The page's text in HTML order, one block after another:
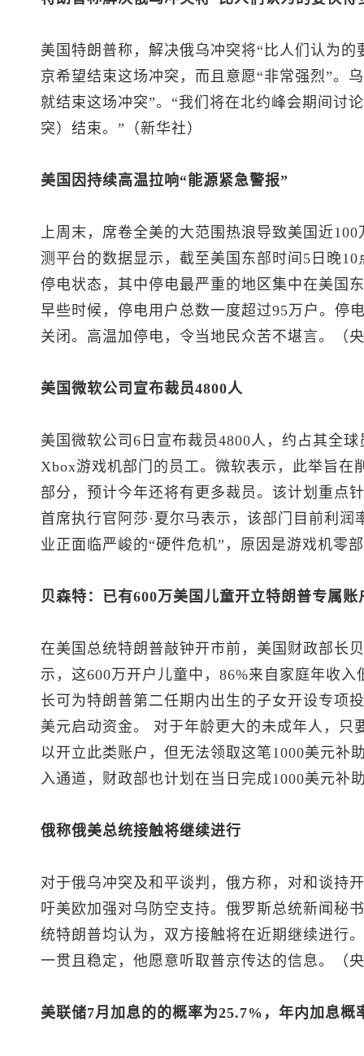
美国特朗普称，解决俄乌冲突将“比人们认为
京希望结束这场冲突，而且意愿“非常强烈”。
就结束这场冲突”。“我们将在北约峰会期间讨
突）结束。”（新华社）
美国因持续高温拉响“能源紧急警报”
上周末，席卷全美的大范围热浪导致美国近
测平台的数据显示，截至美国东部时间5日晚
停电状态，其中停电最严重的地区集中在美国
早些时候，停电用户总数一度超过95万户。停
关闭。高温加停电，令当地民众苦不堪言。（
美国微软公司宣布裁员4800人
美国微软公司6日宣布裁员4800人，约占其全
Xbox游戏机部门的员工。微软表示，此举旨在
部分，预计今年还将有更多裁员。该计划重点
首席执行官阿莎·夏尔马表示，该部门目前利
业正面临严峻的“硬件危机”，原因是游戏机零
贝森特：已有600万美国儿童开立特朗普专属账
在美国总统特朗普敲钟开市前，美国财政部长
示，这600万开户儿童中，86%来自家庭年收
长可为特朗普第二任期内出生的子女开设专项
美元启动资金。 对于年龄更大的未成年人，只
以开立此类账户，但无法领取这笔1000美元补
入通道，财政部也计划在当日完成1000美元补
俄称俄美总统接触将继续进行
对于俄乌冲突及和平谈判，俄方称，对和谈持
吁美欧加强对乌防空支持。俄罗斯总统新闻秘
统特朗普均认为，双方接触将在近期继续进行
一贯且稳定，他愿意听取普京传达的信息。（
美联储7月加息的的概率为25.7%，年内加息概